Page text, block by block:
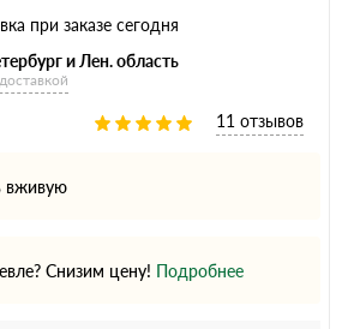
при заказе сегодня
и Лен. область
11 отзывов
вживую
Снизим цену! Подробнее